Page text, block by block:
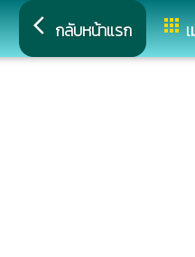
arrow_back_ios กลับหน้าแรก apps